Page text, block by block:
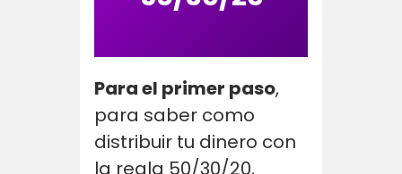
Para el primer paso,
para saber como
distribuir tu dinero con
la regla 50/30/20,